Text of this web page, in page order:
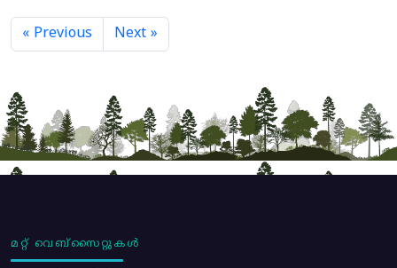
« Previous Next »
മറ്റ് വെബ്സൈറ്റുകൾ